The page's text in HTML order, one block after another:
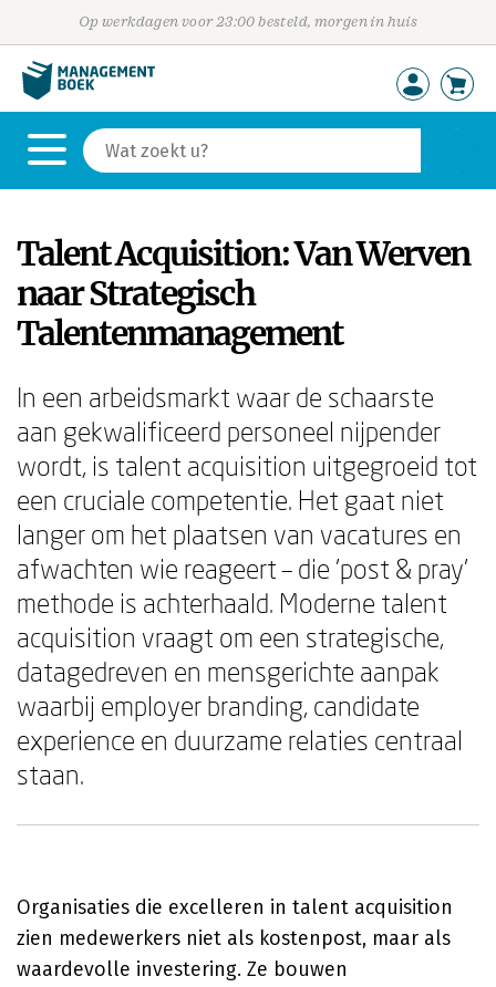
Op werkdagen voor 23:00 besteld, morgen in huis
Talent Acquisition: Van Werven
naar Strategisch
Talentenmanagement
In een arbeidsmarkt waar de schaarste
aan gekwalificeerd personeel nijpender
wordt, is talent acquisition uitgegroeid tot
een cruciale competentie. Het gaat niet
langer om het plaatsen van vacatures en
afwachten wie reageert – die 'post & pray'
methode is achterhaald. Moderne talent
acquisition vraagt om een strategische,
datagedreven en mensgerichte aanpak
waarbij employer branding, candidate
experience en duurzame relaties centraal
staan.
Organisaties die excelleren in talent acquisition
zien medewerkers niet als kostenpost, maar als
waardevolle investering. Ze bouwen